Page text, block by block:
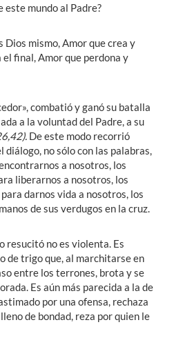
este mundo al Padre?
Dios mismo, Amor que crea y
final, Amor que perdona y
combatió y ganó su batalla
a la voluntad del Padre, a su
De este modo recorrió
no sólo con las palabras,
a nosotros, los
liberarnos a nosotros, los
darnos vida a nosotros, los
de sus verdugos en la cruz.
resucitó no es violenta. Es
de trigo que, al marchitarse en
entre los terrones, brota y se
Es aún más parecida a la de
por una ofensa, rechaza
de bondad, reza por quien le